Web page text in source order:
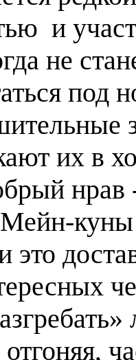
и
не
их в
нрав
куны
это